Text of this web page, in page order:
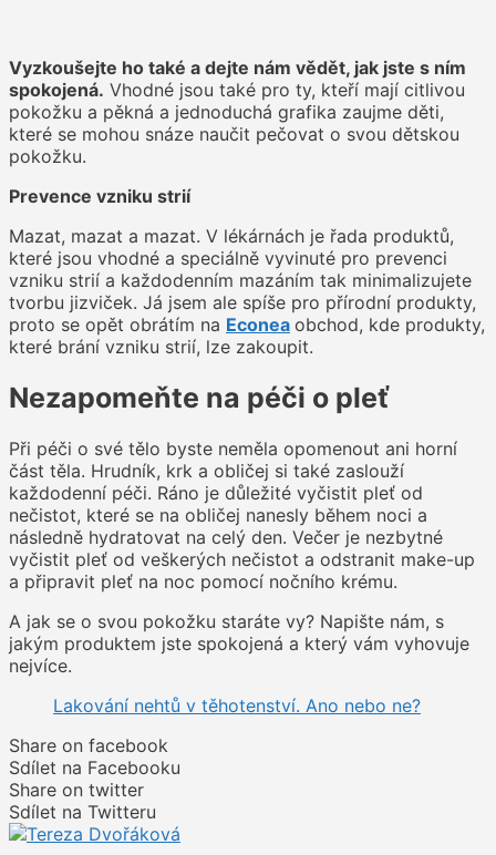
Vyzkoušejte ho také a dejte nám vědět, jak jste s ním
spokojená. Vhodné jsou také pro ty, kteří mají citlivou
pokožku a pěkná a jednoduchá grafika zaujme děti,
které se mohou snáze naučit pečovat o svou dětskou
pokožku.
Prevence vzniku strií
Mazat, mazat a mazat. V lékárnách je řada produktů,
které jsou vhodné a speciálně vyvinuté pro prevenci
vzniku strií a každodenním mazáním tak minimalizujete
tvorbu jizviček. Já jsem ale spíše pro přírodní produkty,
proto se opět obrátím na Econea obchod, kde produkty,
které brání vzniku strií, lze zakoupit.
Nezapomeňte na péči o pleť
Při péči o své tělo byste neměla opomenout ani horní
část těla. Hrudník, krk a obličej si také zaslouží
každodenní péči. Ráno je důležité vyčistit pleť od
nečistot, které se na obličej nanesly během noci a
následně hydratovat na celý den. Večer je nezbytné
vyčistit pleť od veškerých nečistot a odstranit make-up
a připravit pleť na noc pomocí nočního krému.
A jak se o svou pokožku staráte vy? Napište nám, s
jakým produktem jste spokojená a který vám vyhovuje
nejvíce.
Lakování nehtů v těhotenství. Ano nebo ne?
Share on facebook
Sdílet na Facebooku
Share on twitter
Sdílet na Twitteru